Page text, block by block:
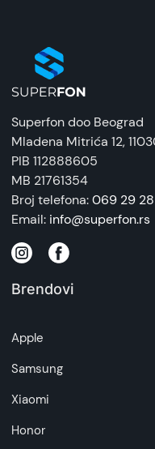
Superfon doo Beograd
Mladena Mitrića 12,
PIB 112888605
MB 21761354
Broj telefona:069 29
Email: info@superfon.rs
Brendovi
Apple
Samsung
Xiaomi
Honor